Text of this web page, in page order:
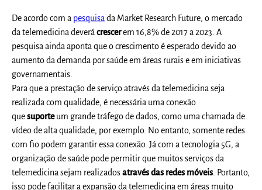
De acordo com a pesquisa da Market Research Future, o mercado
da telemedicina deverácrescerem 16,8% de 2017 a 2023. A
pesquisa ainda aponta que o crescimento é esperado devido ao
aumento da demanda por saúde em áreas rurais e em iniciativas
governamentais.
Para que a prestação de serviço através da telemedicina seja
realizada com qualidade, é necessária uma conexão
quesuporteum grande tráfego de dados, como uma chamada de
vídeo de alta qualidade, por exemplo. No entanto, somente redes
com fio podem garantir essa conexão. Já com a tecnologia 5G, a
organização de saúde pode permitir que muitos serviços da
telemedicina sejam realizadosatravés das redes móveis . Portanto,
isso pode facilitar a expansão da telemedicina em áreas muito